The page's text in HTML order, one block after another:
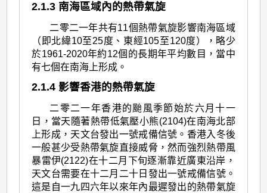
2.1.3 南海區域內的熱帶氣旋
二零二一年共有11個熱帶氣旋影響南海區域
（即北緯10至25度、東經105至120度），略少
於1961-2020年約12個的長期年平均數目，當中
有七個在南海上形成。
2.1.4 影響香港的熱帶氣旋
二零二一年香港的颱風季節始於六月十一
日，當天隨著熱帶低氣壓小熊(2104)在南海北部
上形成，天文台發出一號戒備信號。香港入冬後
一般甚少受熱帶氣旋直接威脅，然而強烈熱帶風
暴雷伊(2122)在十二月下旬逐漸靠近廣東沿岸，
天文台需要在十二月二十日發出一號戒備信號。
這是自一九四六年以來年內最遲發出的熱帶氣旋